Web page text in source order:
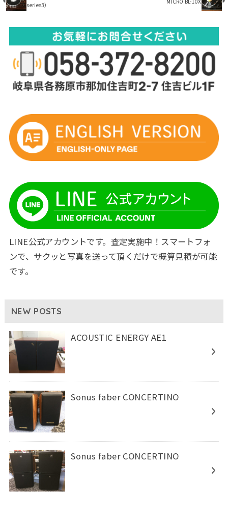
series3）
LINE公式アカウントです。査定実施中！スマートフォ
ンで、サクッと写真を送って頂くだけで概算見積が可能
です。
NEW POSTS
ACOUSTIC ENERGY AE1
Sonus faber CONCERTINO
Sonus faber CONCERTINO